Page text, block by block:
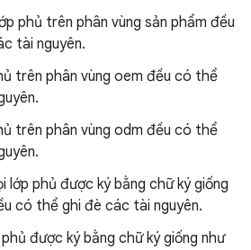
phủ trên phân vùng sản phẩm đều
tài nguyên.
trên phân vùng oem đều có thể
trên phân vùng odm đều có thể
lớp phủ được ký bằng chữ ký giống
có thể ghi đè các tài nguyên.
được ký bằng chữ ký giống như